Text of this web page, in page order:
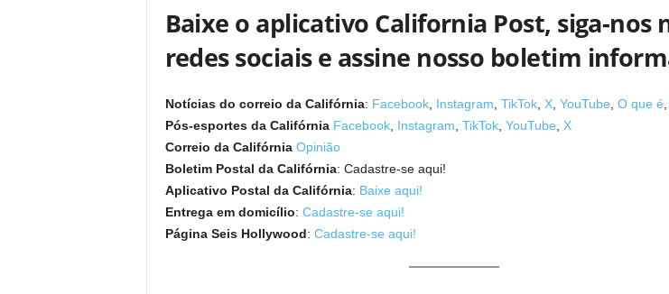
Baixe o aplicativo California Post, siga-nos
redes sociais e assine nosso boletim
Notícias do correio da Califórnia: Facebook, Instagram TikTok, X, YouTube O que é
Pós-esportes da Califórnia Facebook, Instagram TikTok, YouTube
X
Correio da Califórnia Opinião
Boletim Postal da Califórnia: Cadastre-se aqui!
Aplicativo Postal da Califórnia: Baixe aqui!
Entrega em domicílio: Cadastre-se aqui!
Página Seis Hollywood: Cadastre-se aqui!